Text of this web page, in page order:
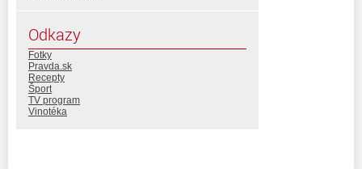
Odkazy
Fotky
Pravda.sk
Recepty
Šport
TV program
Vinotéka